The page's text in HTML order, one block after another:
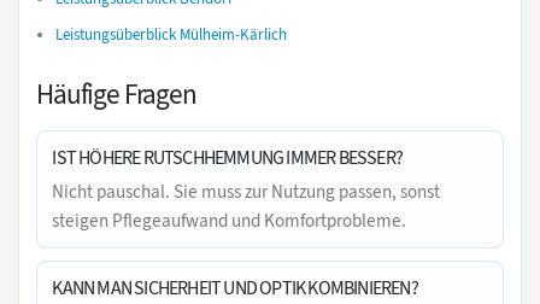
Leistungsüberblick Mülheim-Kärlich
Häufige Fragen
IST HÖHERE RUTSCHHEMMUNG IMMER BESSER?
Nicht pauschal. Sie muss zur Nutzung passen, sonst
steigen Pflegeaufwand und Komfortprobleme.
KANN MAN SICHERHEIT UND OPTIK KOMBINIEREN?